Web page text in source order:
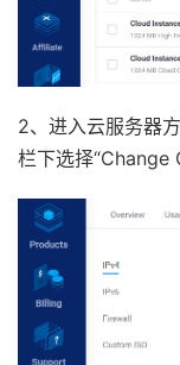
2、进入云服务器
栏下选择“Change